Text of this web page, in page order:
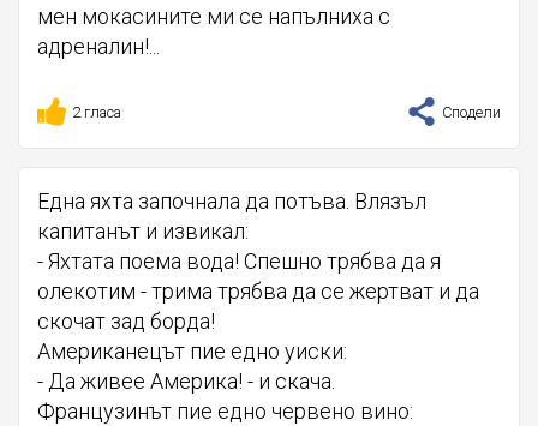
мен мокасините ми се напълниха с
адреналин!...
2 гласа Сподели
Една яхта започнала да потъва. Влязъл
капитанът и извикал:
- Яхтата поема вода! Спешно трябва да я
олекотим - трима трябва да се жертват и да
скочат зад борда!
Американецът пие едно уиски:
- Да живее Америка! - и скача.
Французинът пие едно червено вино: